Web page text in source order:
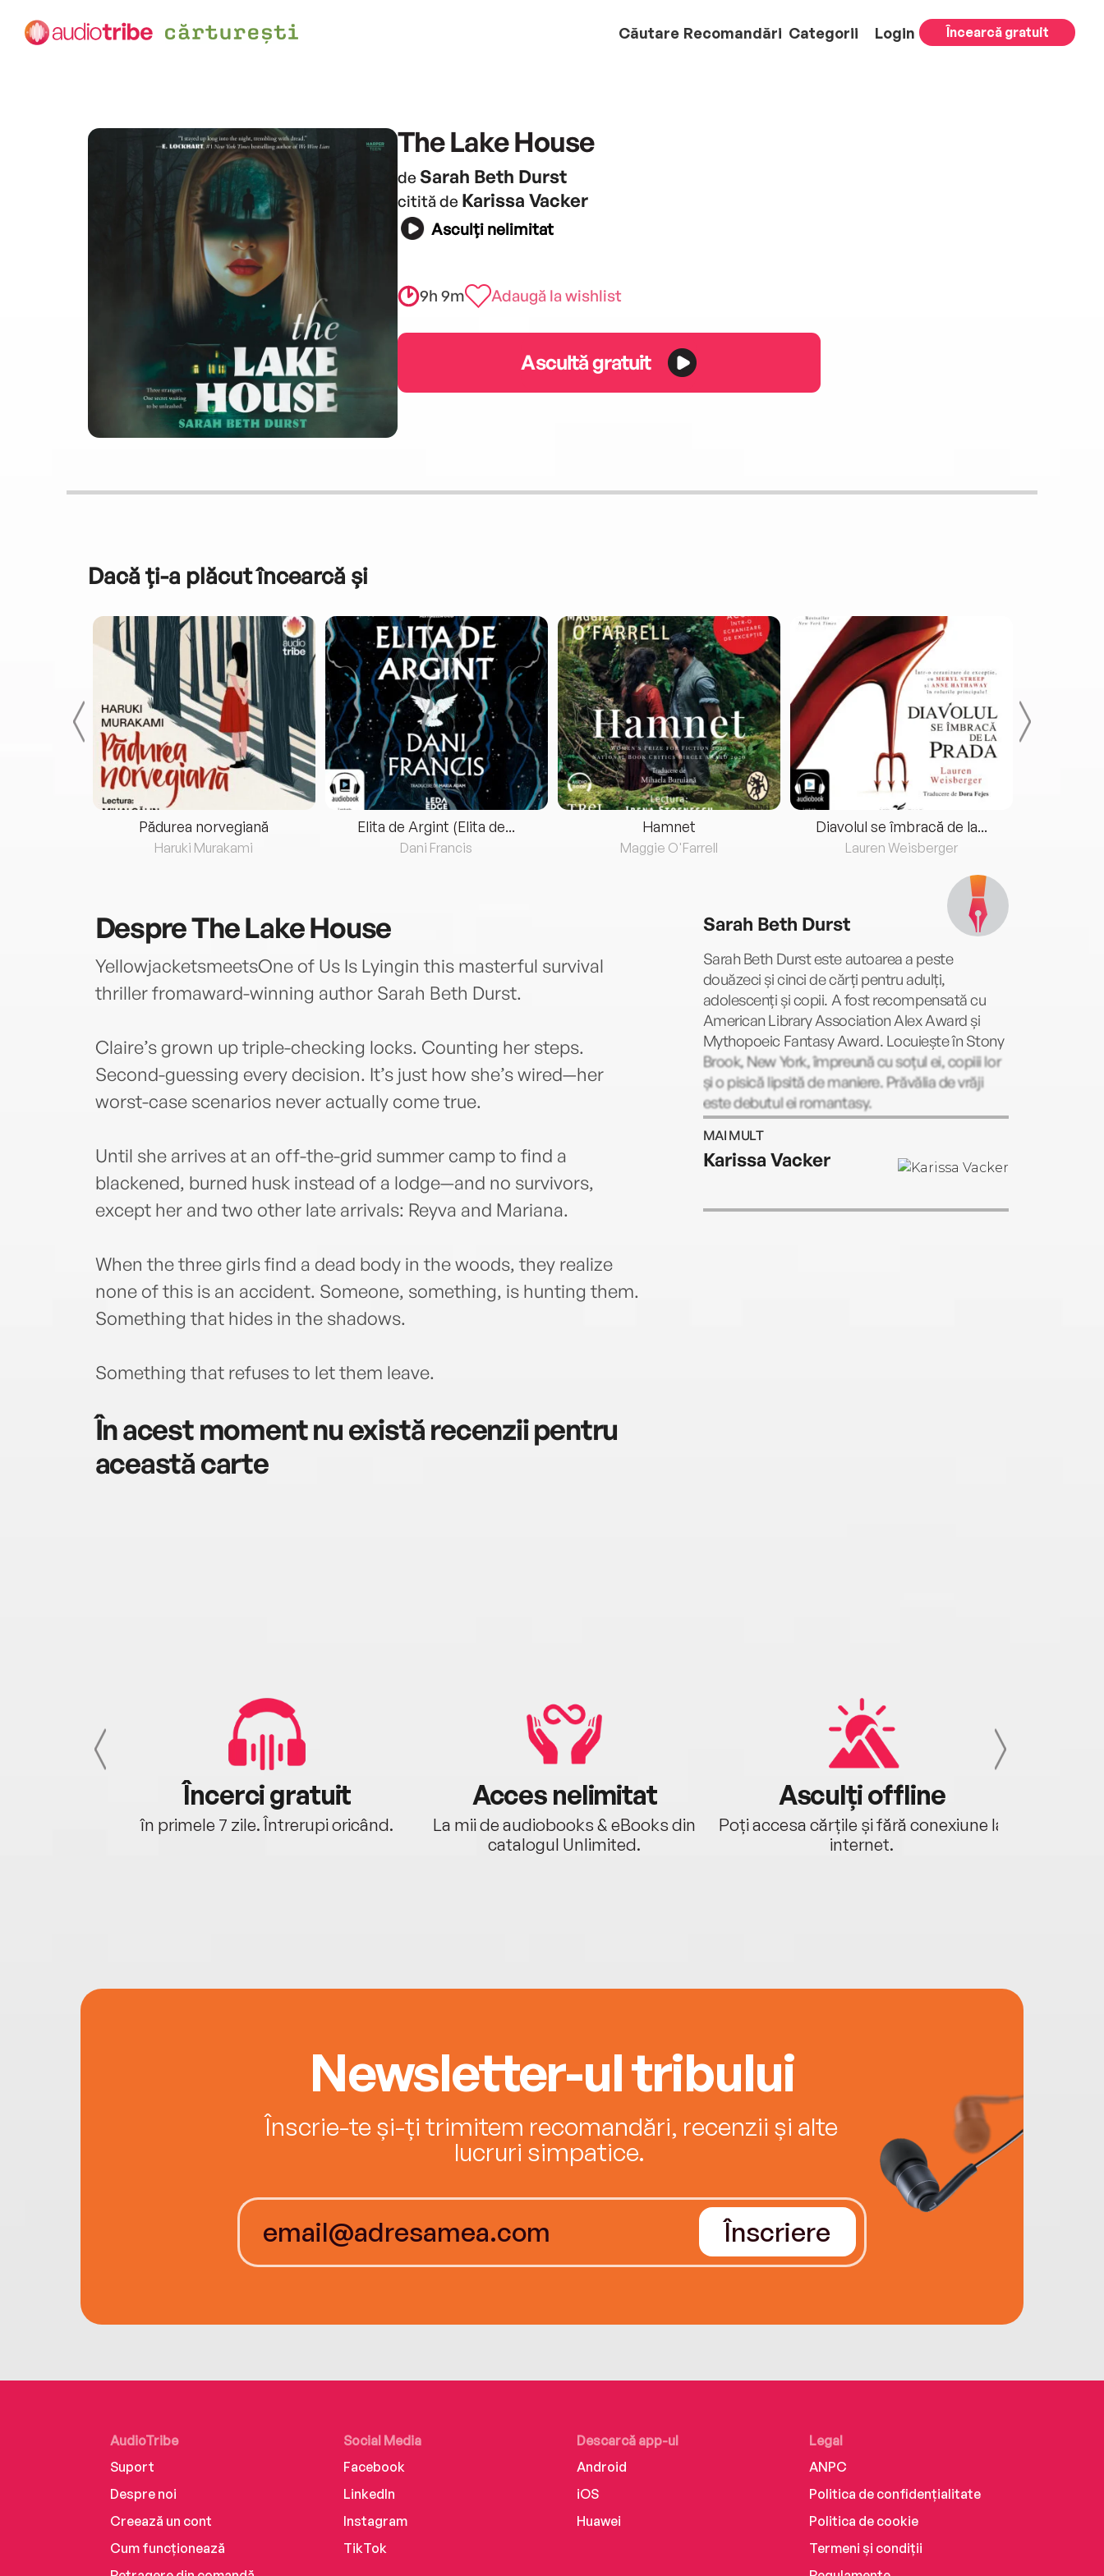
Căutare Recomandări Categorii Login Încearcă gratuit
The Lake House
de Sarah Beth Durst
citită de Karissa Vacker
Asculți nelimitat
9h 9m Adaugă la wishlist
Ascultă gratuit
Dacă ți-a plăcut încearcă și
Pădurea norvegiană
Haruki Murakami
Elita de Argint (Elita de...
Dani Francis
Hamnet
Maggie O'Farrell
Diavolul se îmbracă de la...
Lauren Weisberger
DespreThe Lake House
YellowjacketsmeetsOne of Us Is Lyingin this masterful survival
thriller fromaward-winning author Sarah Beth Durst.
Claire’s grown up triple-checking locks. Counting her steps.
Second-guessing every decision. It’s just how she’s wired—her
worst-case scenarios never actually come true.
Until she arrives at an off-the-grid summer camp to find a
blackened, burned husk instead of a lodge—and no survivors,
except her and two other late arrivals: Reyva and Mariana.
When the three girls find a dead body in the woods, they realize
none of this is an accident. Someone, something, is hunting them.
Something that hides in the shadows.
Something that refuses to let them leave.
În acest moment nu există recenzii pentru
această carte
Sarah Beth Durst
Sarah Beth Durst este autoarea a peste
douăzeci și cinci de cărți pentru adulți,
adolescenți și copii. A fost recompensată cu
American Library Association Alex Award și
Mythopoeic Fantasy Award. Locuiește în Stony
Brook, New York, împreună cu soțul ei, copiii lor
și o pisică lipsită de maniere. Prăvălia de vrăji
este debutul ei romantasy.
MAI MULT
Karissa Vacker
Încerci gratuit
în primele 7 zile. Întrerupi oricând.
Acces nelimitat
La mii de audiobooks & eBooks din
catalogul Unlimited.
Asculți offline
Poți accesa cărțile și fără conexiune la
internet.
Newsletter-ul tribului
Înscrie-te și-ți trimitem recomandări, recenzii și alte
lucruri simpatice.
Înscriere
AudioTribe
Suport
Despre noi
Creează un cont
Cum funcționează
Social Media
Facebook
LinkedIn
Instagram
TikTok
Descarcă app-ul
Android
iOS
Huawei
Legal
ANPC
Politica de confidențialitate
Politica de cookie
Termeni și condiții